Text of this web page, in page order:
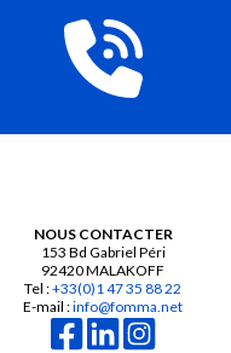
d’experts analyse vos
espace et sélectionne les
une ergonomie
des normes d’hygiène et
nous vous apportons une
NOUS CONTACTER
153 Bd Gabriel Péri
92420 MALAKOFF
Tel :+33(0)1 47 35 88 22
E-mail :info@fomma.net